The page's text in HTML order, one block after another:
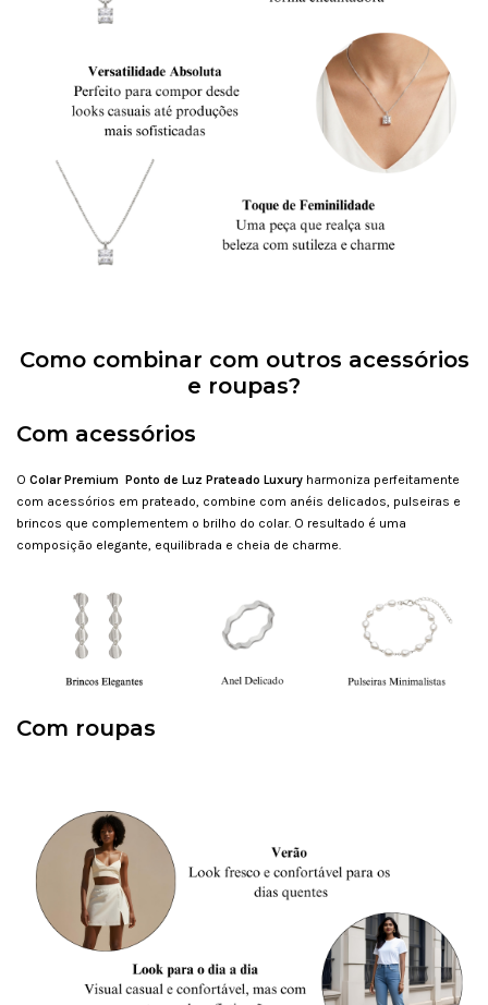
Como combinar com outros acessórios
e roupas?
Com acessórios
O Colar Premium Ponto de Luz Prateado Luxury harmoniza perfeitamente
com acessórios em prateado, combine com anéis delicados, pulseiras e
brincos que complementem o brilho do colar. O resultado é uma
composição elegante, equilibrada e cheia de charme.
Com roupas